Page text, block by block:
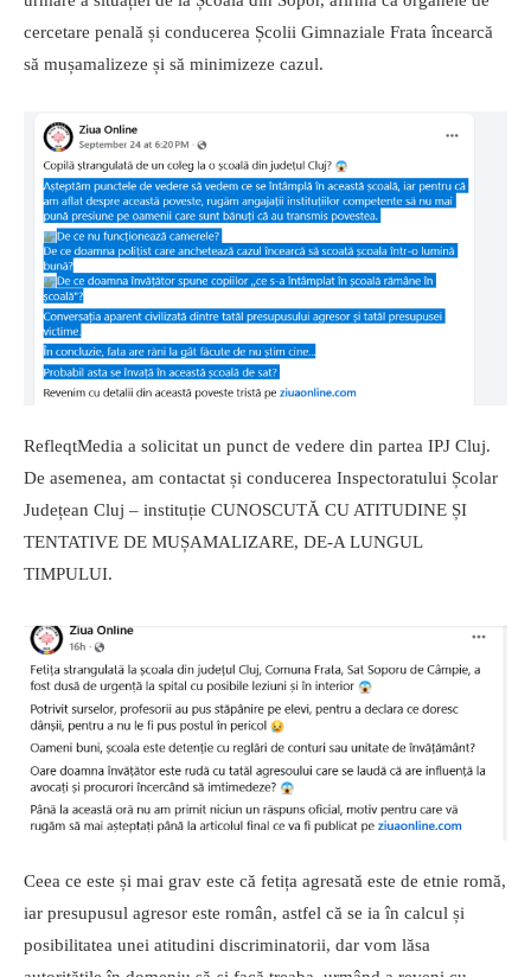
cercetare penală și conducerea Școlii Gimnaziale Frata încearcă
să mușamalizeze și să minimizeze cazul.
RefleqtMedia a solicitat un punct de vedere din partea IPJ Cluj.
De asemenea, am contactat și conducerea Inspectoratului Școlar
Județean Cluj – instituție CUNOSCUTĂ CU ATITUDINE ȘI
TENTATIVE DE MUȘAMALIZARE, DE-A LUNGUL
TIMPULUI.
Ceea ce este și mai grav este că fetița agresată este de etnie romă,
iar presupusul agresor este român, astfel că se ia în calcul și
posibilitatea unei atitudini discriminatorii, dar vom lăsa